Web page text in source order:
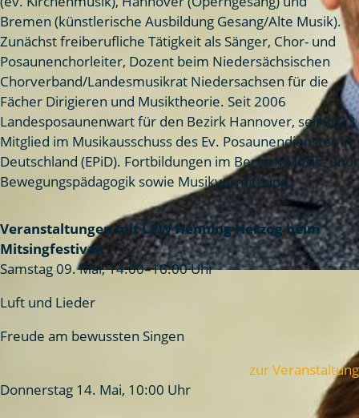
Bremen (künstlerische Ausbildung Gesang/Alte Musik).
Zunächst freiberufliche Tätigkeit als Sänger, Chor- und
Posaunenchorleiter, Dozent beim Niedersächsischen
Chorverband/Landesmusikrat Niedersachsen für die
Fächer Dirigieren und Musiktheorie. Seit 2006
Landesposaunenwart für den Bezirk Hannover, seit 2013
Mitglied im Musikausschuss des Ev. Posaunendienstes in
Deutschland (EPiD). Fortbildungen im Bereich Musik- und
Bewegungspädagogik sowie Musikvermittlung.
Veranstaltungen mit LPW Henning Herzog beim
Mitsingfestival:
Samstag 09. Mai, 14:00–16:00 Uhr
Luft und Lieder
Freude am bewussten Singen
zur Veranstaltung
Donnerstag 14. Mai, 10:00 Uhr